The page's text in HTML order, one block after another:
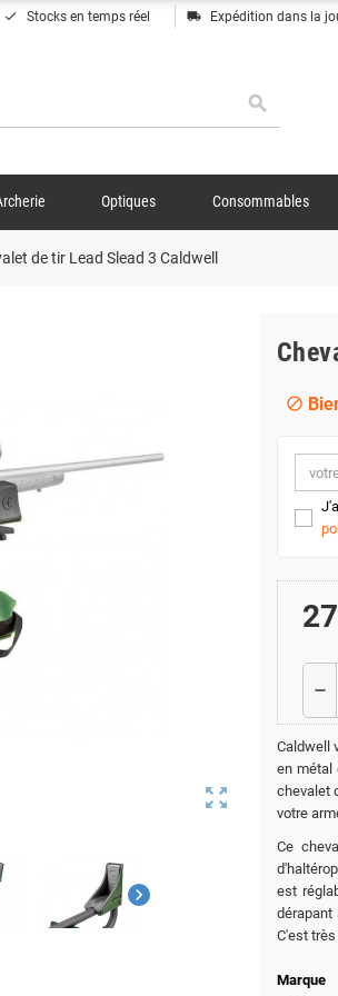
done Stocks en temps réel local_shipping Expédition dans la
search
Optiques Consommables
de tir Lead Slead 3 Caldwell
zoom_out_map
chevron_right
block
remove
Caldwell
en métal
chevalet
votre
Ce
est
dérapant
C'est
Marque